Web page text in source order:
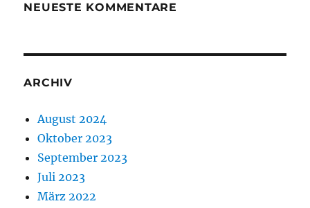
NEUESTE KOMMENTARE
ARCHIV
August 2024
Oktober 2023
September 2023
Juli 2023
März 2022